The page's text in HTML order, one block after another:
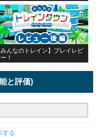
みんなのトレイン】プレイレビ
！
と評価)
する